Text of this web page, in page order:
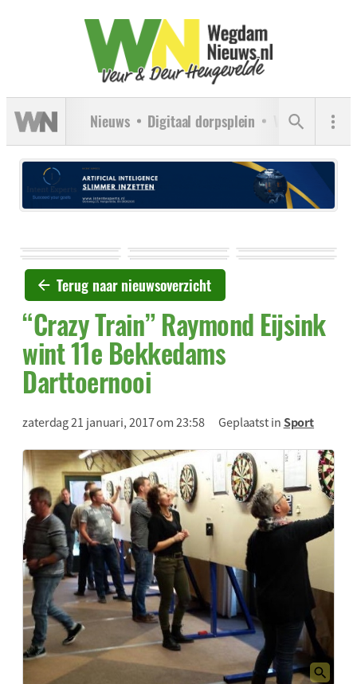
Nieuws Digitaal dorpsplein Verenigingen
Terug naar nieuwsoverzicht
“Crazy Train” Raymond Eijsink
wint 11e Bekkedams
Darttoernooi
zaterdag 21 januari, 2017 om 23:58 Geplaatst inSport